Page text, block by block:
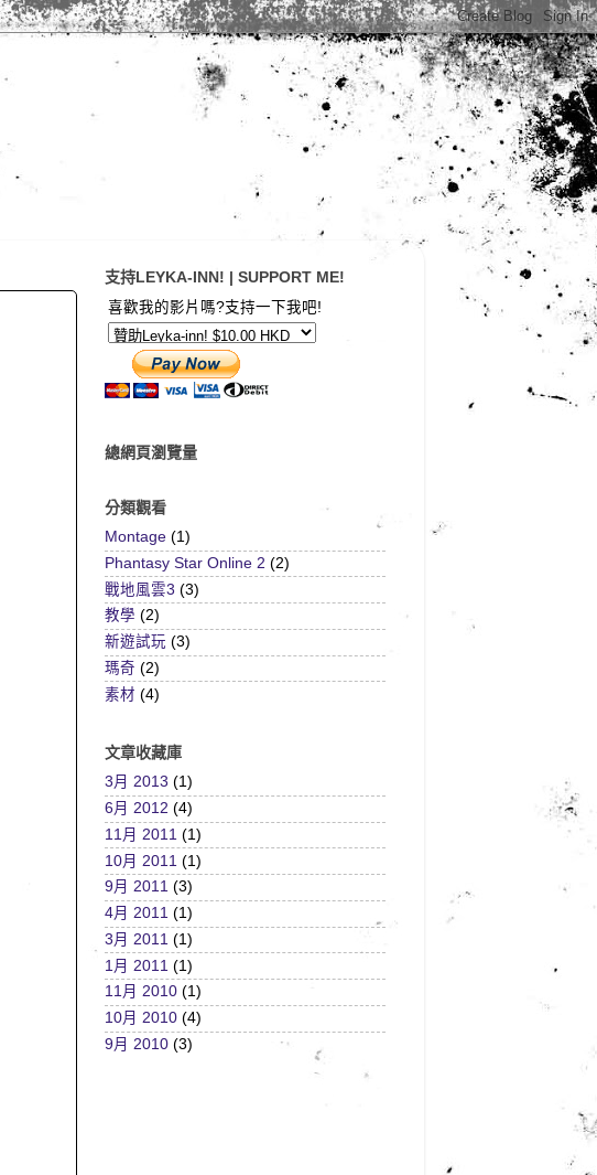
支持LEYKA-INN! | SUPPORT ME!
喜歡我的影片嗎?支持一下我吧!
總網頁瀏覽量
分類觀看
Montage (1)
Phantasy Star Online 2 (2)
戰地風雲3 (3)
教學 (2)
新遊試玩 (3)
瑪奇 (2)
素材 (4)
文章收藏庫
3月 2013 (1)
6月 2012 (4)
11月 2011 (1)
10月 2011 (1)
9月 2011 (3)
4月 2011 (1)
3月 2011 (1)
1月 2011 (1)
11月 2010 (1)
10月 2010 (4)
9月 2010 (3)